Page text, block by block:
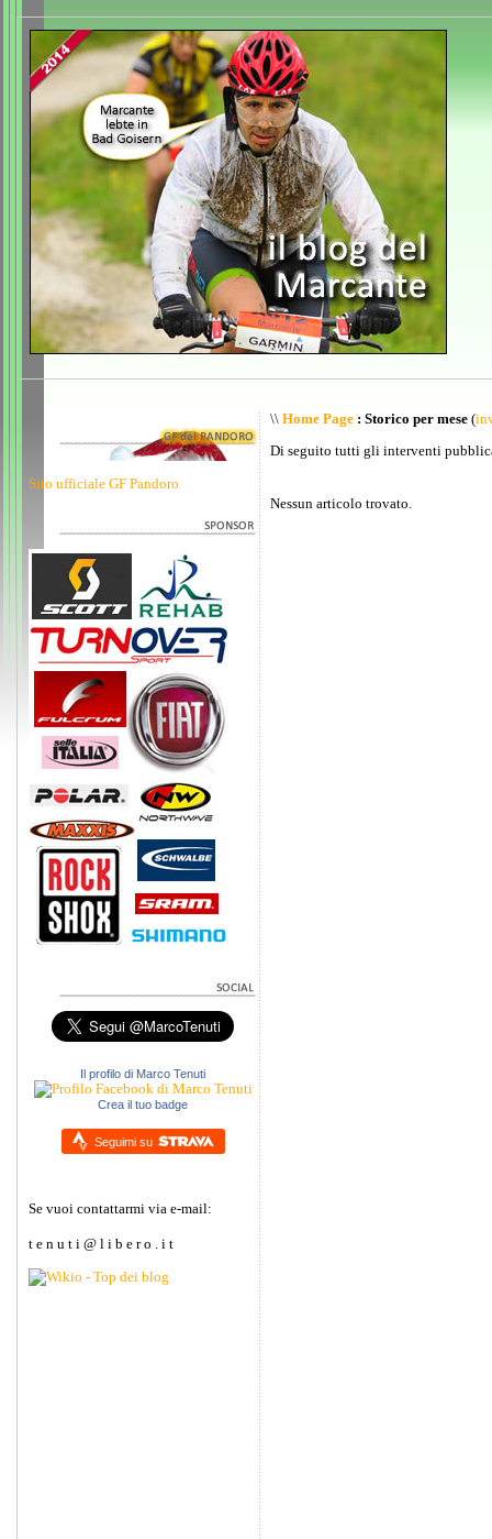
Sito ufficiale GF Pandoro
Il profilo di Marco Tenuti
Crea il tuo badge
Seguimi su
Se vuoi contattarmi via e-mail:
t e n u t i @ l i b e r o . i t
\\ Home Page : Storico per mese (
Di seguito tutti gli interventi
Nessun articolo trovato.